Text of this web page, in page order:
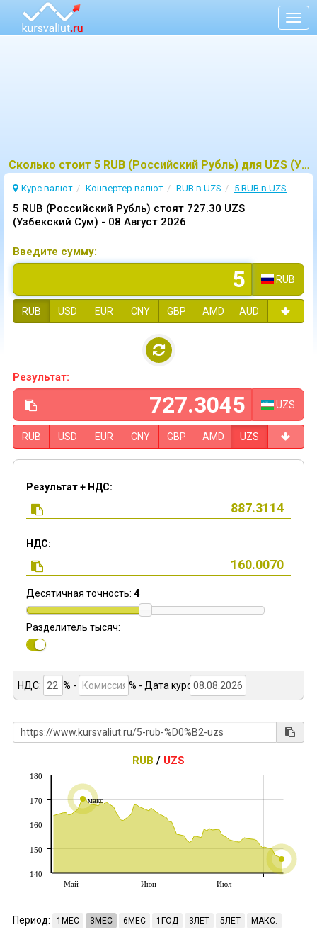
Сколько стоит 5 RUB (Российский Рубль) для UZS (Узбекский Сум)?
Курс валют Конвертер валют RUB в UZS 5 RUB в UZS
5 RUB (Российский Рубль) стоят 727.30 UZS
(Узбекский Сум) - 08 Август 2026
Введите сумму:
RUB
RUB USD EUR CNY GBP AMD AUD
Результат:
UZS
RUB USD EUR CNY GBP AMD UZS
Результат + НДС:
НДС:
Десятичная точность: 4
Разделитель тысяч:
НДС: % - % - Дата курса:
RUB / UZS
макс
Май Июн Июл
140
150
160
170
180
Период: 1МЕС 3МЕС 6МЕС 1ГОД 3ЛЕТ 5ЛЕТ МАКС.